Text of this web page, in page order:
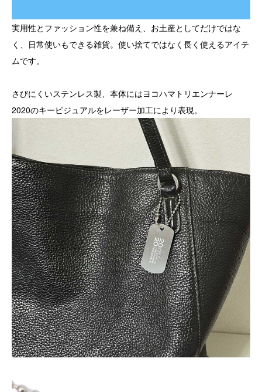
実用性とファッション性を兼ね備え、お土産としてだけではな
く、日常使いもできる雑貨。使い捨てではなく長く使えるアイテ
ムです。
さびにくいステンレス製、本体にはヨコハマトリエンナーレ
2020のキービジュアルをレーザー加工により表現。